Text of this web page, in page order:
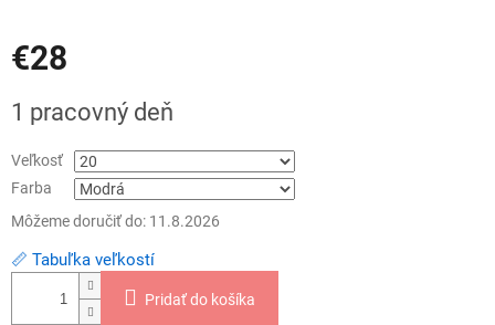
€28
cena:
1 pracovný deň
Veľkosť
Farba
Môžeme doručiť do: 11.8.2026
📏 Tabuľka veľkostí
Pridať do košíka